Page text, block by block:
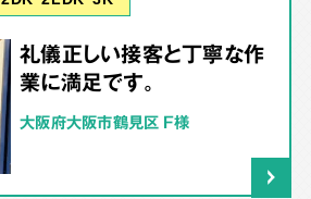
礼儀正しい接客と丁寧な作
業に満足です。
大阪府大阪市鶴見区 F様